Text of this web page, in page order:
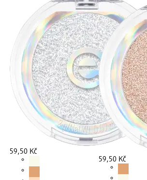
59,50 Kč
59,50 Kč